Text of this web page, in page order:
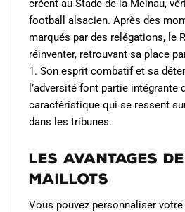
créent au Stade de la Meinau,
football alsacien. Après des
marqués par des relégations, le
réinventer, retrouvant sa place
1. Son esprit combatif et sa
l’adversité font partie intégrante
caractéristique qui se ressent
dans les tribunes.
Les Avantages
Maillots
Vous pouvez personnaliser